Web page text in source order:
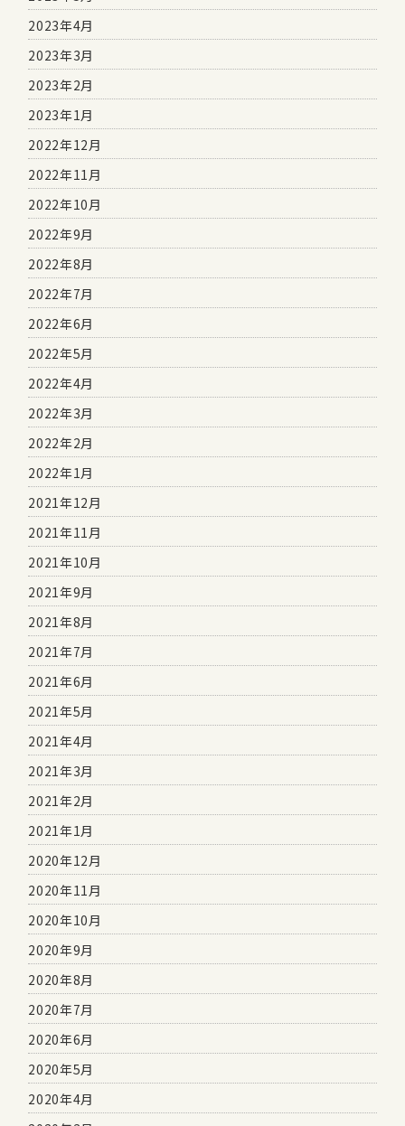
2023年4月
2023年3月
2023年2月
2023年1月
2022年12月
2022年11月
2022年10月
2022年9月
2022年8月
2022年7月
2022年6月
2022年5月
2022年4月
2022年3月
2022年2月
2022年1月
2021年12月
2021年11月
2021年10月
2021年9月
2021年8月
2021年7月
2021年6月
2021年5月
2021年4月
2021年3月
2021年2月
2021年1月
2020年12月
2020年11月
2020年10月
2020年9月
2020年8月
2020年7月
2020年6月
2020年5月
2020年4月